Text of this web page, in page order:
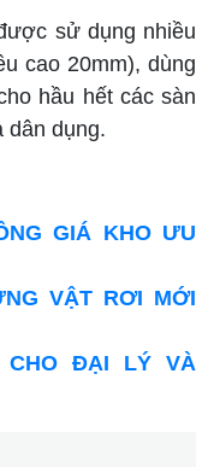
sử dụng nhiều
cao 20mm), dùng
hầu hết các sàn
dân dụng.
GIÁ KHO ƯU
VẬT RƠI MỚI
CHO ĐẠI LÝ VÀ